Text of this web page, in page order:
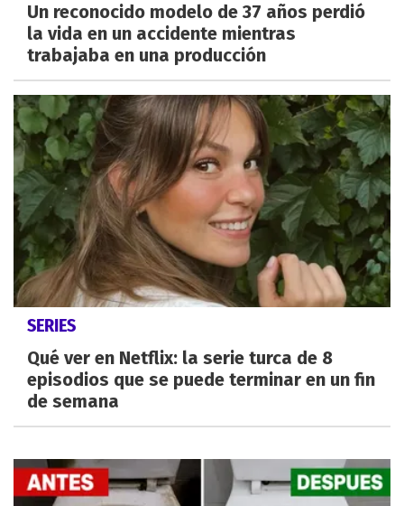
Un reconocido modelo de 37 años perdió
la vida en un accidente mientras
trabajaba en una producción
SERIES
Qué ver en Netflix: la serie turca de 8
episodios que se puede terminar en un fin
de semana